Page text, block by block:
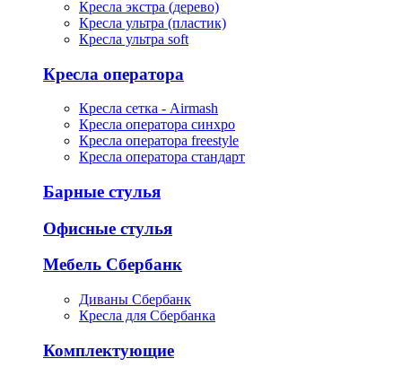
Кресла экстра (дерево)
Кресла ультра (пластик)
Кресла ультра soft
Кресла оператора
Кресла сетка - Airmash
Кресла оператора синхро
Кресла оператора freestyle
Кресла оператора стандарт
Барные стулья
Офисные стулья
Мебель Сбербанк
Диваны Сбербанк
Кресла для Сбербанка
Комплектующие